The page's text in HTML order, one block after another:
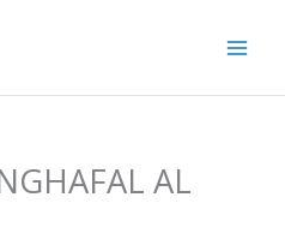
AL